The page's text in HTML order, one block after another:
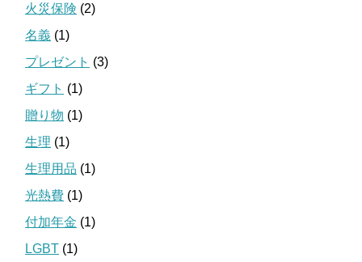
火災保険 (2)
名義 (1)
プレゼント (3)
ギフト (1)
贈り物 (1)
生理 (1)
生理用品 (1)
光熱費 (1)
付加年金 (1)
LGBT (1)